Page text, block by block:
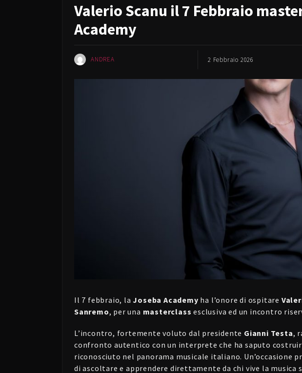
Valerio Scanu il 7 Febbraio
Academy
ANDREA 2 Febbraio 2026
Il 7 febbraio, laJoseba Academy ha l’onore di ospitare
Sanremo, per una masterclassesclusiva ed un incontro
L’incontro, fortemente voluto dal presidente Gianni Testa,
confronto autentico con un interprete che ha saputo
riconosciuto nel panorama musicale italiano. Un’occasione
di ascoltare e apprendere direttamente da chi vive la musica